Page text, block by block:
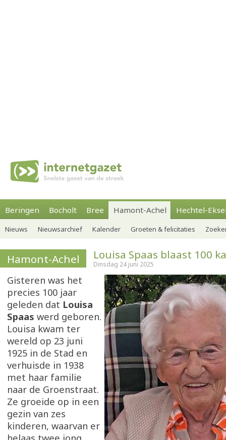
Beringen Bocholt Bree Hamont-Achel Hechtel-
Nieuws Nieuwsarchief Kalender Groeten & felicitaties
Hamont-Achel Louisa Spaas blaast 100
Dinsdag 24 juni 2025
Gisteren was het
precies 100 jaar
geleden dat Louisa
Spaas werd geboren.
Louisa kwam ter
wereld op 23 juni
1925 in de Stad en
verhuisde in 1938
met haar familie
naar de Groenstraat.
Ze groeide op in een
gezin van zes
kinderen, waarvan er